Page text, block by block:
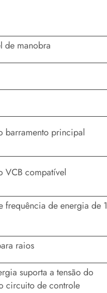
de manobra
barramento principal
VCB compatível
frequência de energia de 1
raios
suporta a tensão do
circuito de controle